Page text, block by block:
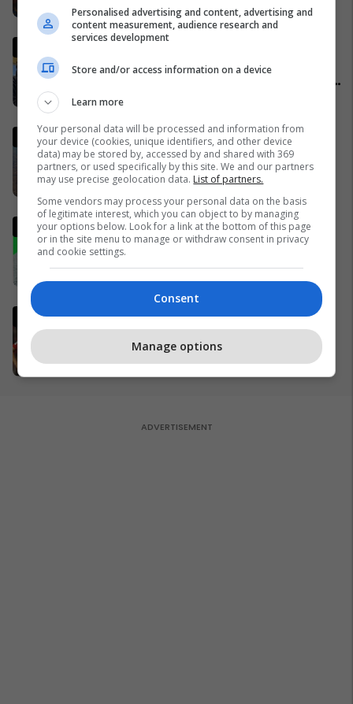
17/03/2026
Komentatori kosovar bëhet
viral në mediat botërore pas
Irani ka një kërkesë të re për t'i
dhënë fund luftës - dhe kjo
mund t'i sjellë miliarda dollarë
28/03/2026
Analisti turk kritikon ashpër
gjestin e Kerem Akturkoglu
01/04/2026
Ylli i Real Madridit, Guler flet
para ndeshjes mes Kosovës
dhe Turqisë
27/03/2026
Personalised advertising and content, advertising and
content measurement, audience research and
services development
Store and/or access information on a device
Learn more
Your personal data will be processed and information from
your device (cookies, unique identifiers, and other device
data) may be stored by, accessed by and shared with 369
partners, or used specifically by this site. We and our partners
may use precise geolocation data. List of partners.
Some vendors may process your personal data on the basis
of legitimate interest, which you can object to by managing
your options below. Look for a link at the bottom of this page
or in the site menu to manage or withdraw consent in privacy
and cookie settings.
Consent
Manage options